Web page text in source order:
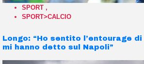
SPORT ,
SPORT>CALCIO
Longo: “Ho sentito l’entourage
mi hanno detto sul Napoli”